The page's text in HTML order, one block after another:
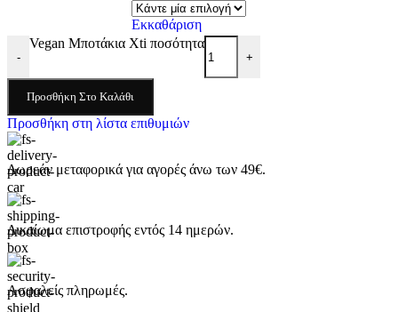
Εκκαθάριση
-
Vegan Μποτάκια Xti ποσότητα
+
Προσθήκη Στο Καλάθι
Προσθήκη στη λίστα επιθυμιών
Δωρεάν μεταφορικά για αγορές άνω των 49€.
Δικαίωμα επιστροφής εντός 14 ημερών.
Ασφαλείς πληρωμές.